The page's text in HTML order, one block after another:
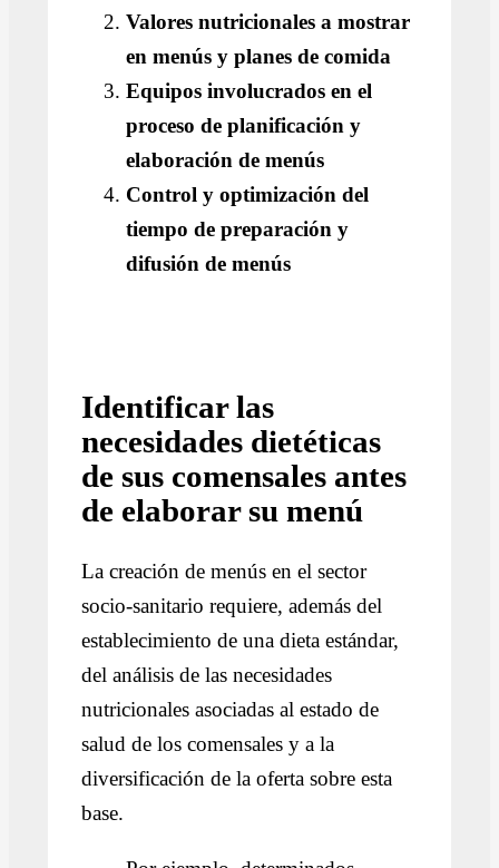
Valores nutricionales a mostrar
en menús y planes de comida
Equipos involucrados en el
proceso de planificación y
elaboración de menús
Control y optimización del
tiempo de preparación y
difusión de menús
Identificar las
necesidades dietéticas
de sus comensales antes
de elaborar su menú
La creación de menús en el sector
socio-sanitario requiere, además del
establecimiento de una dieta estándar,
del análisis de las necesidades
nutricionales asociadas al estado de
salud de los comensales y a la
diversificación de la oferta sobre esta
base.